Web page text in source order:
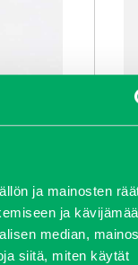
ja mainosten
ja
median,
siitä, miten käytät